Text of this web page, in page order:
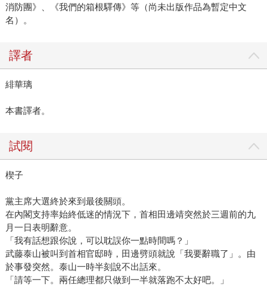
消防團》、《我們的箱根驛傳》等（尚未出版作品為暫定中文
名）。
譯者
緋華璃
本書譯者。
試閱
楔子
黨主席大選終於來到最後關頭。
在內閣支持率始終低迷的情況下，首相田邊靖突然於三週前的九
月一日表明辭意。
「我有話想跟你說，可以耽誤你一點時間嗎？」
武藤泰山被叫到首相官邸時，田邊劈頭就說「我要辭職了」。由
於事發突然。泰山一時半刻說不出話來。
「請等一下。兩任總理都只做到一半就落跑不太好吧。」